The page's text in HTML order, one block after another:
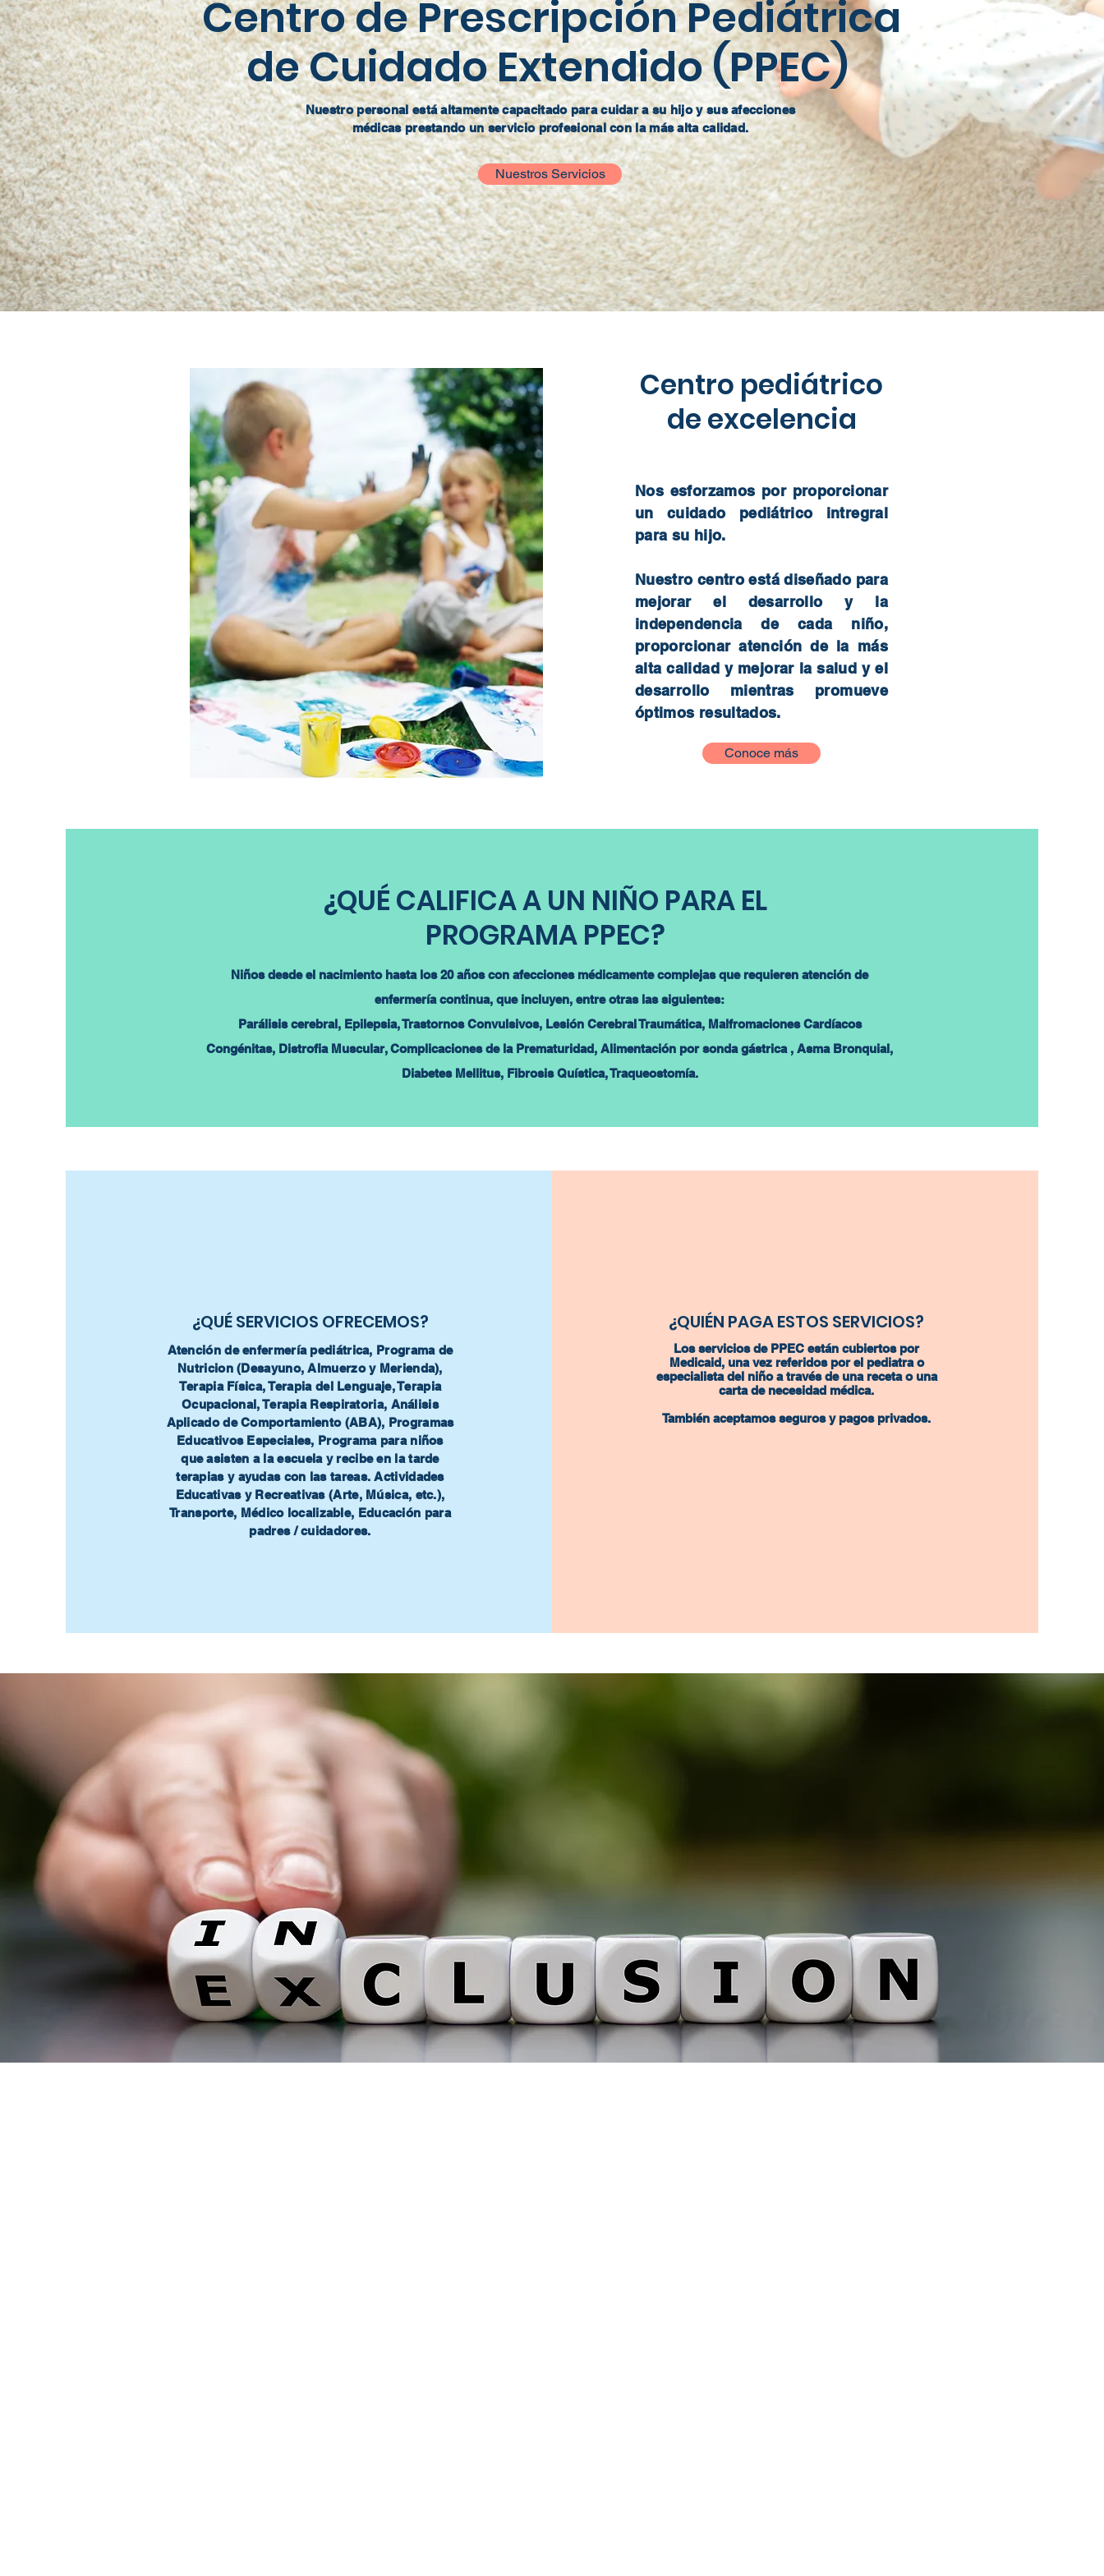
Centro de Prescripción Pediátrica
de Cuidado Extendido (PPEC)
Nuestro personal está altamente capacitado para cuidar a su hijo y sus afecciones
médicas prestando un servicio profesional con la más alta calidad.
Nuestros Servicios
Centro pediátrico
de excelencia
Nos esforzamos por proporcionar
un cuidado pediátrico intregral
para su hijo.
Nuestro centro está diseñado para
mejorar el desarrollo y la
independencia de cada niño,
proporcionar atención de la más
alta calidad y mejorar la salud y el
desarrollo mientras promueve
óptimos resultados.
Conoce más
¿QUÉ CALIFICA A UN NIÑO PARA EL
PROGRAMA PPEC?
Niños desde el nacimiento hasta los 20 años con afecciones médicamente complejas que requieren atención de
enfermería continua, que incluyen, entre otras las siguientes:
Parálisis cerebral, Epilepsia, Trastornos Convulsivos, Lesión Cerebral Traumática, Malfromaciones Cardíacos
Congénitas, Distrofia Muscular, Complicaciones de la Prematuridad, Alimentación por sonda gástrica , Asma Bronquial,
Diabetes Mellitus, Fibrosis Quística, Traqueostomía.
¿QUÉ SERVICIOS OFRECEMOS?
Atención de enfermería pediátrica, Programa de
Nutricion (Desayuno, Almuerzo y Merienda),
Terapia Física, Terapia del Lenguaje, Terapia
Ocupacional, Terapia Respiratoria, Análisis
Aplicado de Comportamiento (ABA), Programas
Educativos Especiales, Programa para niños
que asisten a la escuela y recibe en la tarde
terapias y ayudas con las tareas. Actividades
Educativas y Recreativas (Arte, Música, etc.),
Transporte, Médico localizable, Educación para
padres / cuidadores.
¿QUIÉN PAGA ESTOS SERVICIOS?
Los servicios de PPEC están cubiertos por
Medicaid, una vez referidos por el pediatra o
especialista del niño a través de una receta o una
carta de necesidad médica.
También aceptamos seguros y pagos privados.